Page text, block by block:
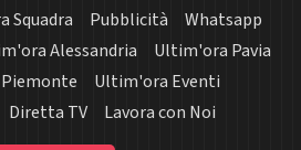
Squadra Pubblicità
Whatsapp
Alessandria
Ultim'ora Pavia
Ultim'ora Eventi
Diretta TV Lavora con Noi